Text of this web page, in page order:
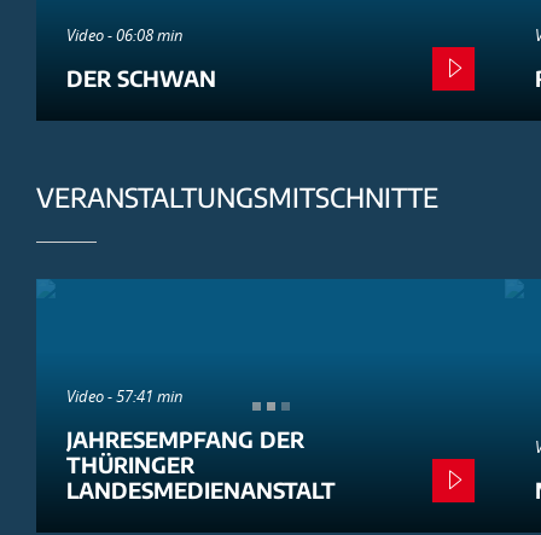
Video - 06:08 min
DER SCHWAN
VERANSTALTUNGSMITSCHNITTE
Video - 57:41 min
JAHRESEMPFANG DER
THÜRINGER
LANDESMEDIENANSTALT